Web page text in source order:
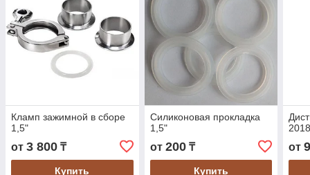
Кламп зажимной в сборе
1,5"
от 3 800 ₸
Купить
Силиконовая прокладка
1,5"
от 200₸
Купить
от